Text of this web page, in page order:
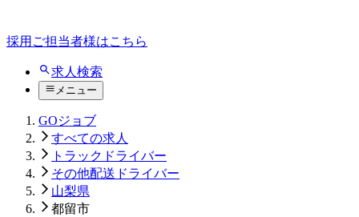
採用ご担当者様はこちら
求人検索
メニュー
GOジョブ
すべての求人
トラックドライバー
その他配送ドライバー
山梨県
都留市